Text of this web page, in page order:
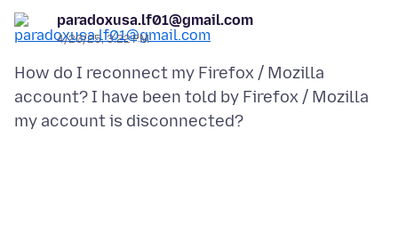
paradoxusa.lf01@gmail.com
4/20/25, 3:22 PM
How do I reconnect my Firefox / Mozilla
account? I have been told by Firefox / Mozilla